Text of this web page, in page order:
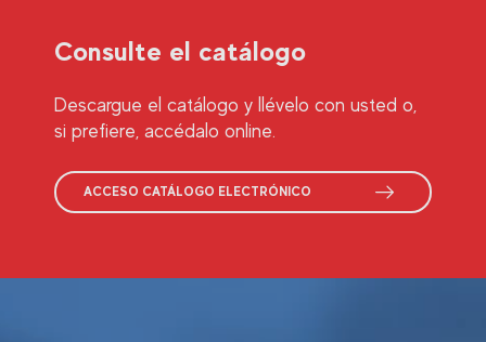
Consulte el catálogo
Descargue el catálogo y llévelo con usted o,
si prefiere, accédalo online.
ACCESO CATÁLOGO ELECTRÓNICO